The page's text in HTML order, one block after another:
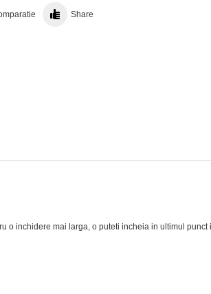
Share
inchidere mai larga, o puteti incheia in ultimul